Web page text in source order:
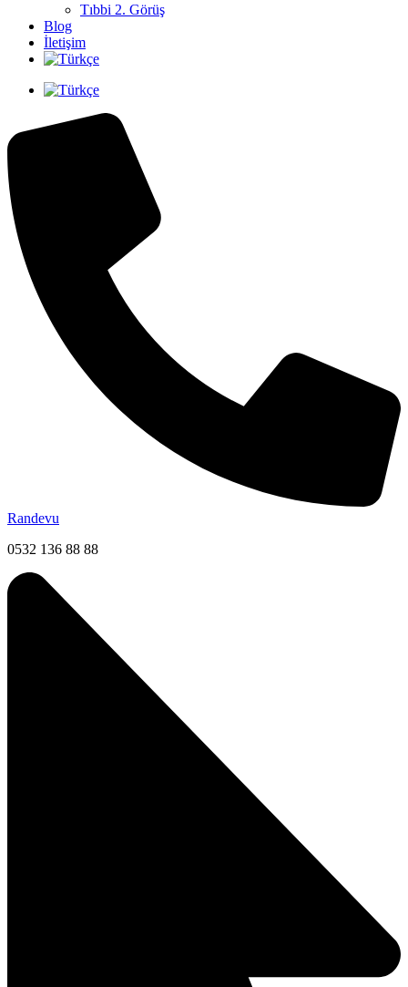
Tıbbi 2. Görüş
Blog
İletişim
Randevu
0532 136 88 88